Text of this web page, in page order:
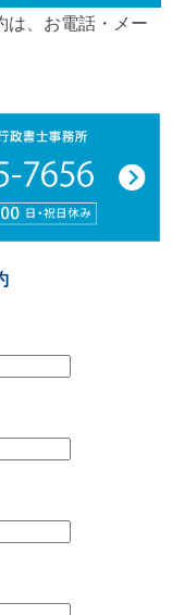
は、お電話・メー